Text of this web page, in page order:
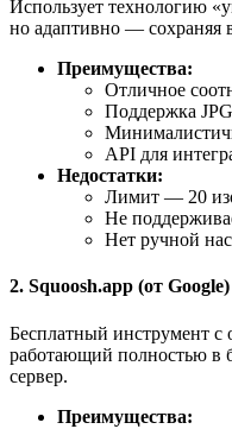
Использует технологию
но адаптивно — сохраняя
Преимущества:
Отличное
Поддержка
API для
Недостатки:
Лимит — 20
Не
Нет ручной
2. Squoosh.app (от Google)
Бесплатный инструмент
работающий полностью в
сервер.
Преимущества: